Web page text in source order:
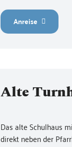
Anreise
Alte
Das alte Schulhaus
direkt neben der